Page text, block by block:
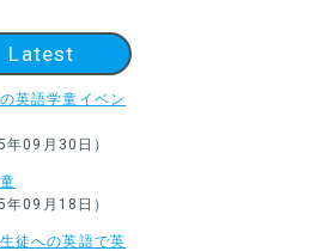
Latest
英語学童イベン
年09月30日）
年09月18日）
徒への英語で英